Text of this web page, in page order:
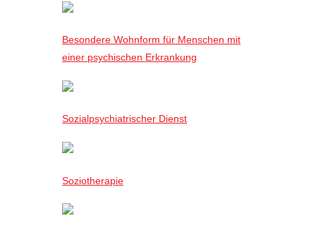
Besondere Wohnform für Menschen mit
einer psychischen Erkrankung
Sozialpsychiatrischer Dienst
Soziotherapie